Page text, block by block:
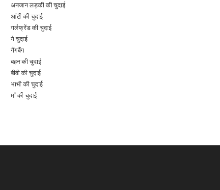
अनजान लड़की की चुदाई
आंटी की चुदाई
गर्लफ्रेंड की चुदाई
गे चुदाई
गैंगबैंग
बहन की चुदाई
बीवी की चुदाई
भाभी की चुदाई
माँ की चुदाई